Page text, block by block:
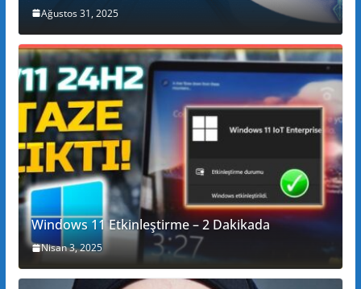
Ağustos 31, 2025
Windows 11 Etkinleştirme – 2 Dakikada
Nisan 3, 2025